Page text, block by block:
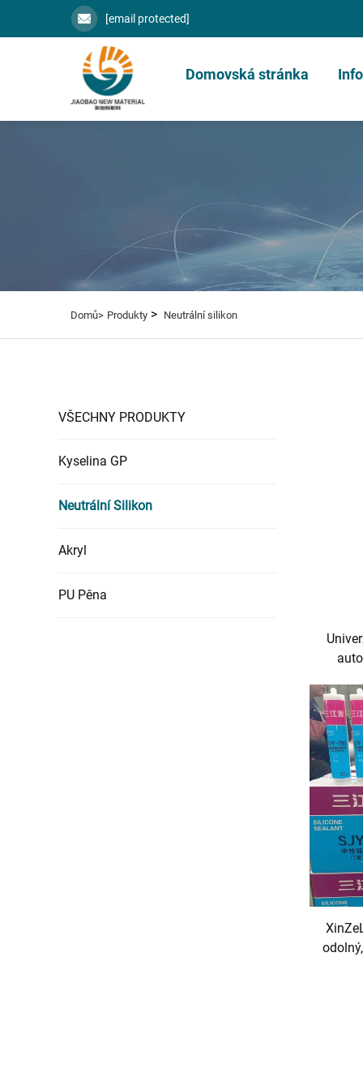
[email protected]
Domovská stránka
Domů> Produkty > Neutrální silikon
VŠECHNY PRODUKTY
Kyselina GP
Neutrální Silikon
Akryl
PU Pěna